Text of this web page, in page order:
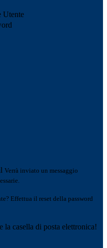
Utente
Verrà inviato un messaggio
Effettua il reset della password
casella di posta elettronica!